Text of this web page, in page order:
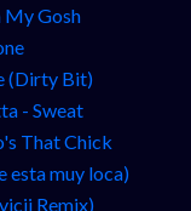
My Gosh
(Dirty Bit)
- Sweat
That Chick
esta muy loca)
Remix)